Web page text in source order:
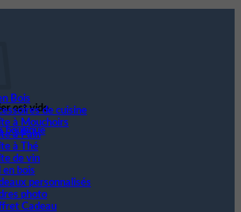
est vide.
boutique
Bois
de cuisine
à Mouchoirs
à Pain
à Thé
de vin
en bois
personnalisés
photo
Cadeau